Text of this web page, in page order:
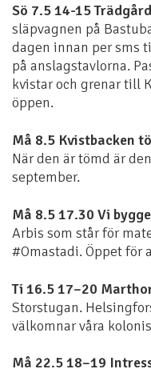
Sö 7.5 14-15
släpvagnen på
dagen innan per sms
på anslagstavlorna.
kvistar och grenar till
öppen.
Må 8.5 Kvistbacken
När den är tömd är
september.
Må 8.5 17.30 Vi
Arbis som står för
#Omastadi. Öppet för
Ti 16.5 17–20
Storstugan.
välkomnar våra
Må 22.5 18–19